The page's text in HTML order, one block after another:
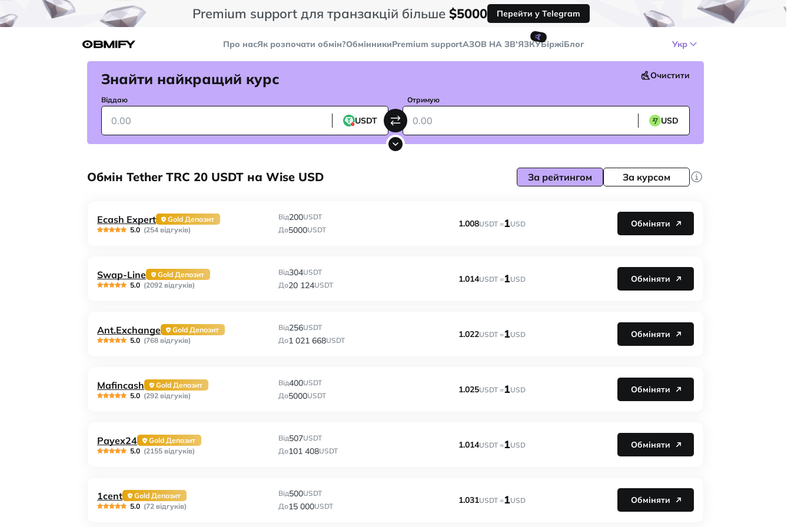
Premium support для транзакцій більше $5000 Перейти у Telegram
Про насЯк розпочати обмін?ОбмінникиPremium support
🤙
AЗОВ НА ЗВ'ЯЗКУБіржіБлог Укр
Знайти найкращий курс Очистити
Віддаю
USDT
Отримую
USD
Обмін Tether TRC 20 USDT на Wise USD За рейтингом За курсом
Ecash Expert
Gold Депозит
5.0 (254 відгуків)
Від200USDT
До5000USDT
1.008USDT =1USD Обміняти
Swap-Line
Gold Депозит
5.0 (2092 відгуків)
Від304USDT
До20 124USDT
1.014USDT =1USD Обміняти
Ant.Exchange
Gold Депозит
5.0 (768 відгуків)
Від256USDT
До1 021 668USDT
1.022USDT =1USD Обміняти
Mafincash
Gold Депозит
5.0 (292 відгуків)
Від400USDT
До5000USDT
1.025USDT =1USD Обміняти
Payex24
Gold Депозит
5.0 (2155 відгуків)
Від507USDT
До101 408USDT
1.014USDT =1USD Обміняти
1cent
Gold Депозит
5.0 (72 відгуків)
Від500USDT
До15 000USDT
1.031USDT =1USD Обміняти